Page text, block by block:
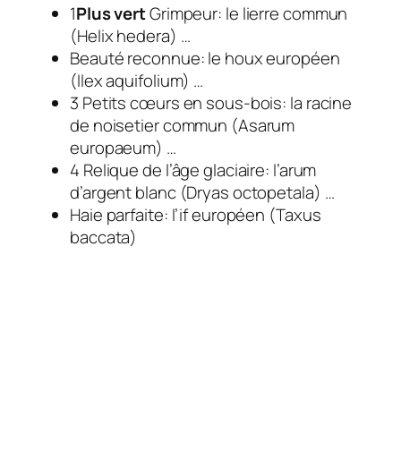
1Plus vertGrimpeur: le lierre commun
(Helix hedera) …
Beauté reconnue: le houx européen
(Ilex aquifolium) …
3 Petits cœurs en sous-bois: la racine
de noisetier commun (Asarum
europaeum) …
4 Relique de l’âge glaciaire: l’arum
d’argent blanc (Dryas octopetala) …
Haie parfaite: l’if européen (Taxus
baccata)